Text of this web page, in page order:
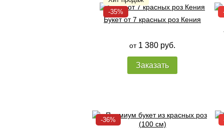
Букет от 7 красных роз Кения
от 1 380 руб.
Заказать